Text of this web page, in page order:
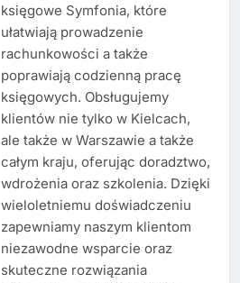
księgowe Symfonia, które
ułatwiają prowadzenie
rachunkowości a także
poprawiają codzienną pracę
księgowych. Obsługujemy
klientów nie tylko w Kielcach,
ale także w Warszawie a także
całym kraju, oferując doradztwo,
wdrożenia oraz szkolenia. Dzięki
wieloletniemu doświadczeniu
zapewniamy naszym klientom
niezawodne wsparcie oraz
skuteczne rozwiązania